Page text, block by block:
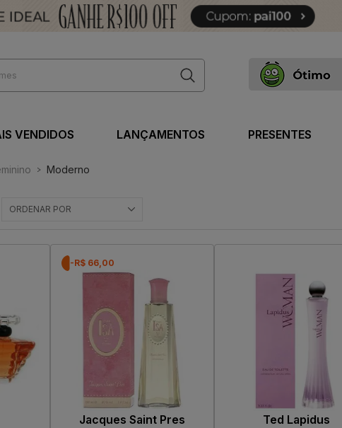
VENDIDOS LANÇAMENTOS PRESENTES
Moderno
ORDENAR POR
-R$ 66,00
Jacques Saint Pres Ted Lapidus